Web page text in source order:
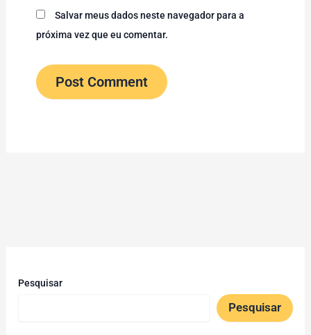
Salvar meus dados neste navegador para a
próxima vez que eu comentar.
Pesquisar
Pesquisar